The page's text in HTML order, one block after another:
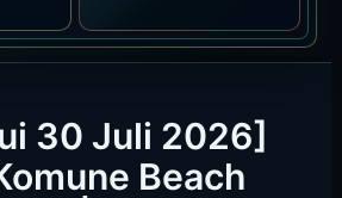
30 Juli 2026]
Beach